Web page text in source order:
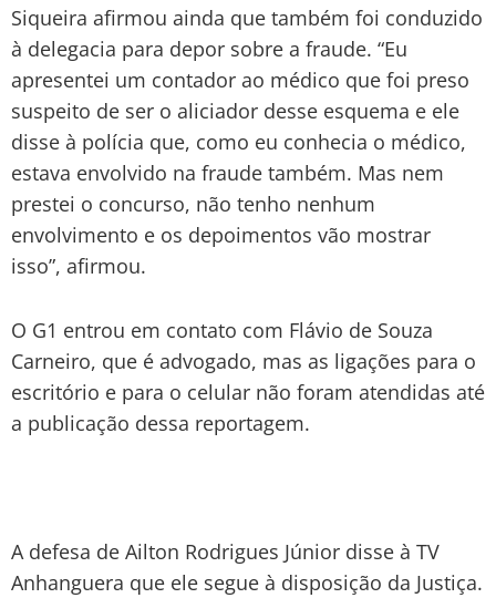
Siqueira afirmou ainda que também foi conduzido
à delegacia para depor sobre a fraude. “Eu
apresentei um contador ao médico que foi preso
suspeito de ser o aliciador desse esquema e ele
disse à polícia que, como eu conhecia o médico,
estava envolvido na fraude também. Mas nem
prestei o concurso, não tenho nenhum
envolvimento e os depoimentos vão mostrar
isso”, afirmou.
O G1 entrou em contato com Flávio de Souza
Carneiro, que é advogado, mas as ligações para o
escritório e para o celular não foram atendidas até
a publicação dessa reportagem.
A defesa de Ailton Rodrigues Júnior disse à TV
Anhanguera que ele segue à disposição da Justiça.